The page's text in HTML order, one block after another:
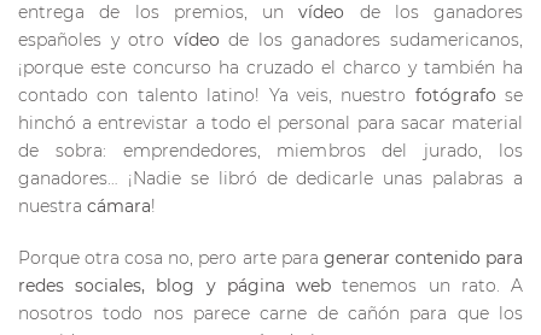
entrega de los premios, unvídeo de los ganadores
españoles y otro vídeo de los ganadores sudamericanos,
¡porque este concurso ha cruzado el charco y también ha
contado con talento latino! Ya veis, nuestro fotógrafo se
hinchó a entrevistar a todo el personal para sacar material
de sobra: emprendedores, miembros del jurado, los
ganadores… ¡Nadie se libró de dedicarle unas palabras a
nuestra cámara!
Porque otra cosa no, pero arte para generar contenido para
redes sociales, blog y página web tenemos un rato. A
nosotros todo nos parece carne de cañón para que los